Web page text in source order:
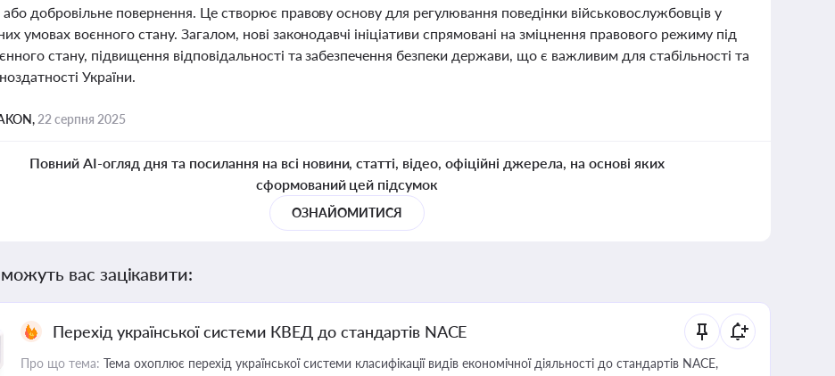
добровільне повернення. Це створює правову основу для регулювання поведінки військовослужбовців у
умовах воєнного стану. Загалом, нові законодавчі ініціативи спрямовані на зміцнення правового режиму під
стану, підвищення відповідальності та забезпечення безпеки держави, що є важливим для стабільності та
України.
22 серпня 2025
Повний AI-огляд дня та посилання на всі новини, статті, відео, офіційні джерела, на основі яких
сформований цей підсумок
ОЗНАЙОМИТИСЯ
вас зацікавити:
Перехід української системи КВЕД до стандартів NACE
Про що тема: Тема охоплює перехід української системи класифікації видів економічної діяльності до стандартів NACE,